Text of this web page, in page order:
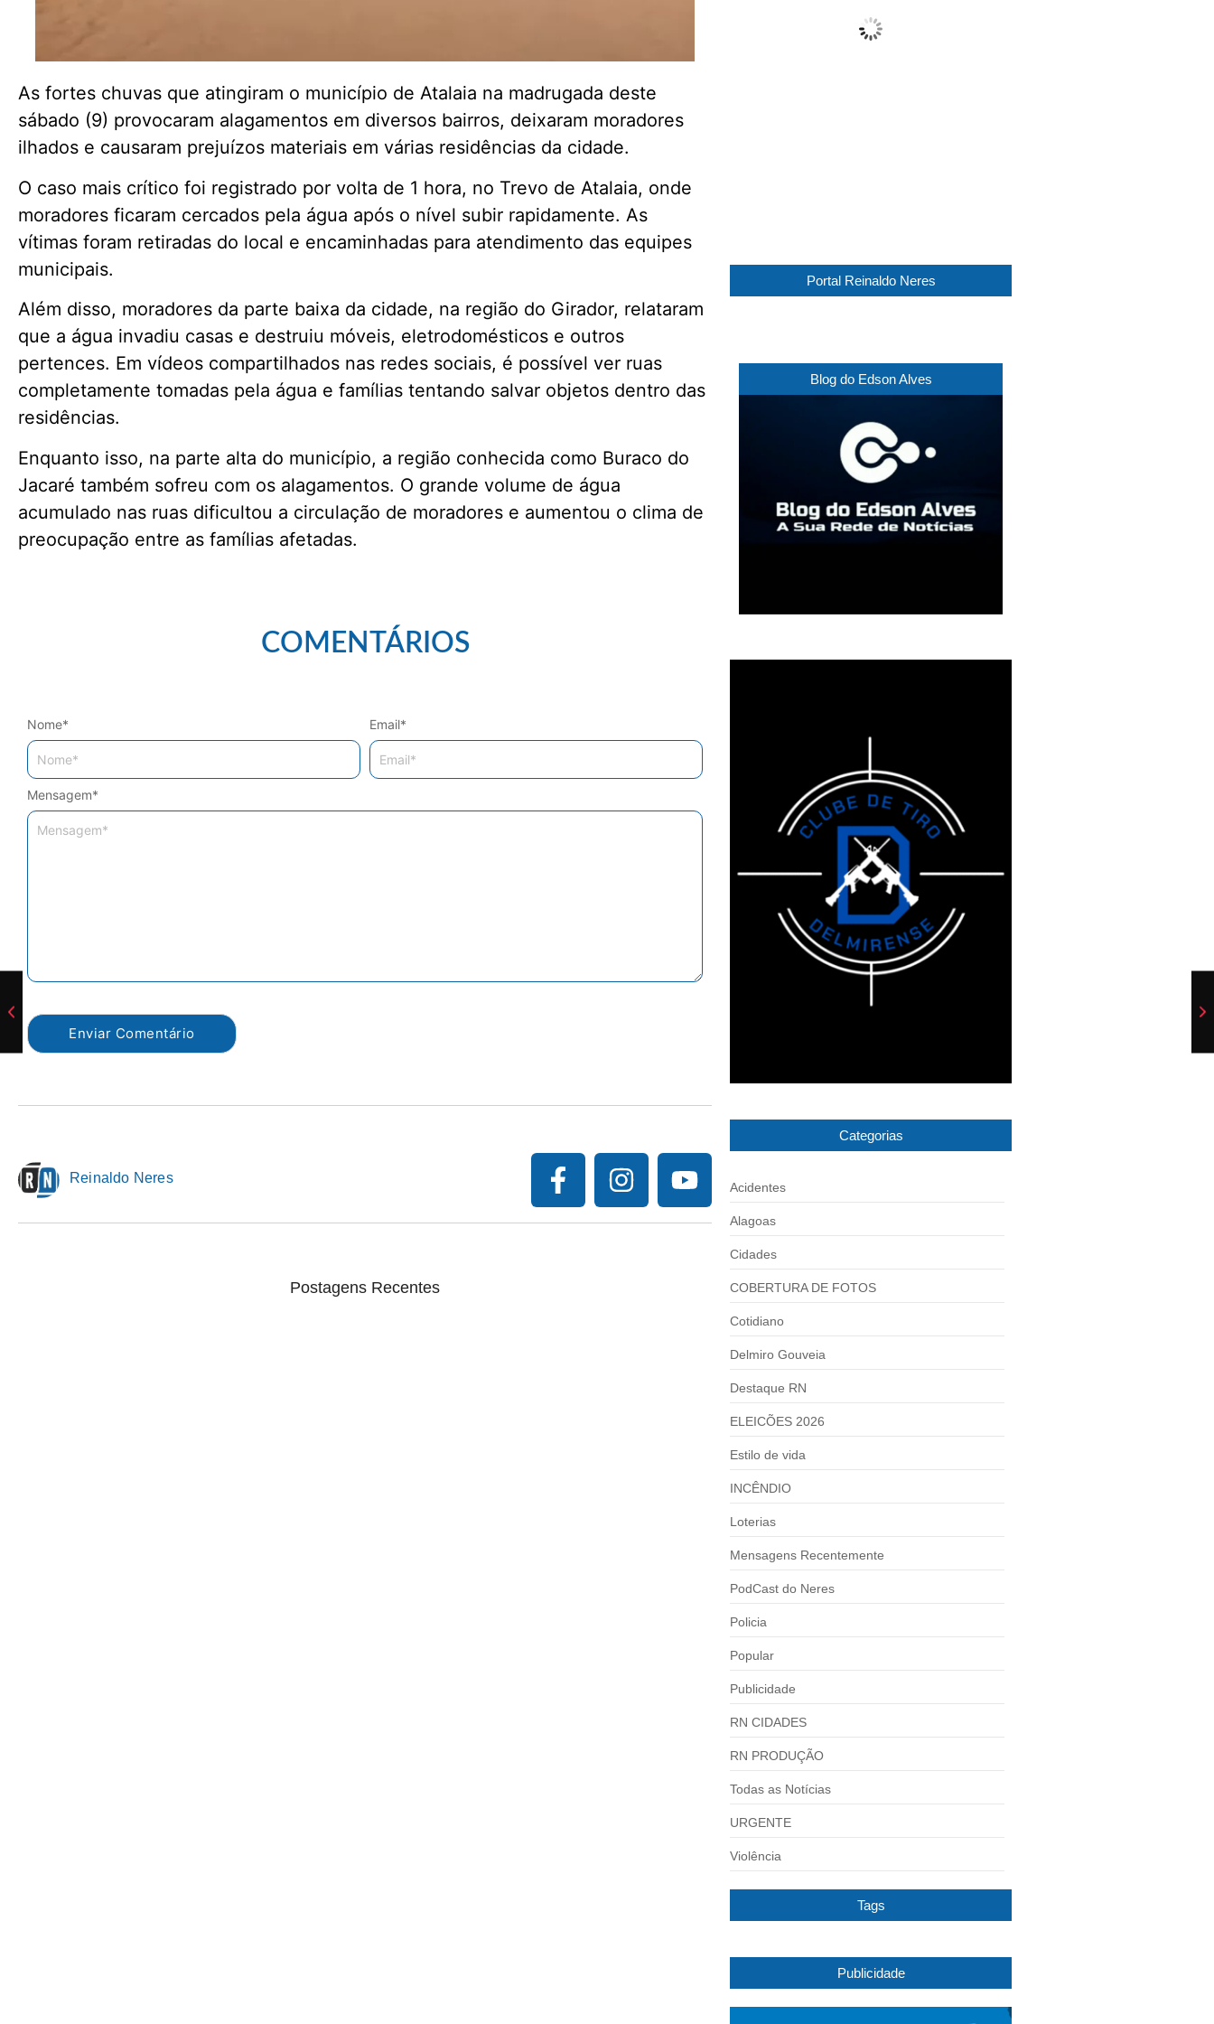
As fortes chuvas que atingiram o município de Atalaia na madrugada deste
sábado (9) provocaram alagamentos em diversos bairros, deixaram moradores
ilhados e causaram prejuízos materiais em várias residências da cidade.
O caso mais crítico foi registrado por volta de 1 hora, no Trevo de Atalaia, onde
moradores ficaram cercados pela água após o nível subir rapidamente. As
vítimas foram retiradas do local e encaminhadas para atendimento das equipes
municipais.
Além disso, moradores da parte baixa da cidade, na região do Girador, relataram
que a água invadiu casas e destruiu móveis, eletrodomésticos e outros
pertences. Em vídeos compartilhados nas redes sociais, é possível ver ruas
completamente tomadas pela água e famílias tentando salvar objetos dentro das
residências.
Enquanto isso, na parte alta do município, a região conhecida como Buraco do
Jacaré também sofreu com os alagamentos. O grande volume de água
acumulado nas ruas dificultou a circulação de moradores e aumentou o clima de
preocupação entre as famílias afetadas.
COMENTÁRIOS
Mensagem*
Nome* Email*
Reinaldo Neres
Postagens Recentes
Wind Gust:
Portal Reinaldo Neres
Blog do Edson Alves
Categorias
Acidentes
Alagoas
Cidades
COBERTURA DE FOTOS
Cotidiano
Delmiro Gouveia
Destaque RN
ELEICÕES 2026
Estilo de vida
INCÊNDIO
Loterias
Mensagens Recentemente
PodCast do Neres
Policia
Popular
Publicidade
RN CIDADES
RN PRODUÇÃO
Todas as Notícias
URGENTE
Violência
Tags
Publicidade